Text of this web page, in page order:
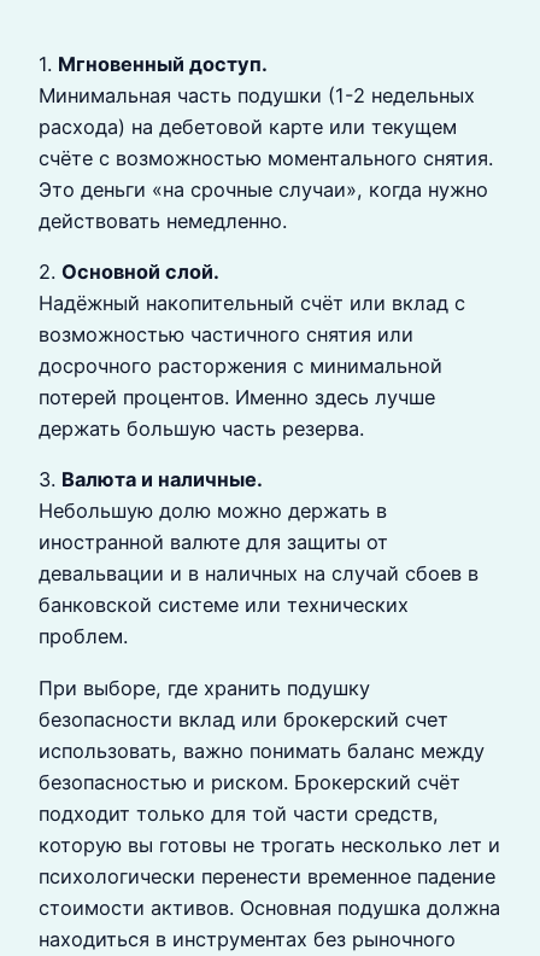
1. Мгновенный доступ.
Минимальная часть подушки (1-2 недельных
расхода) на дебетовой карте или текущем
счёте с возможностью моментального снятия.
Это деньги «на срочные случаи», когда нужно
действовать немедленно.
2. Основной слой.
Надёжный накопительный счёт или вклад с
возможностью частичного снятия или
досрочного расторжения с минимальной
потерей процентов. Именно здесь лучше
держать большую часть резерва.
3. Валюта и наличные.
Небольшую долю можно держать в
иностранной валюте для защиты от
девальвации и в наличных на случай сбоев в
банковской системе или технических
проблем.
При выборе, где хранить подушку
безопасности вклад или брокерский счет
использовать, важно понимать баланс между
безопасностью и риском. Брокерский счёт
подходит только для той части средств,
которую вы готовы не трогать несколько лет и
психологически перенести временное падение
стоимости активов. Основная подушка должна
находиться в инструментах без рыночного